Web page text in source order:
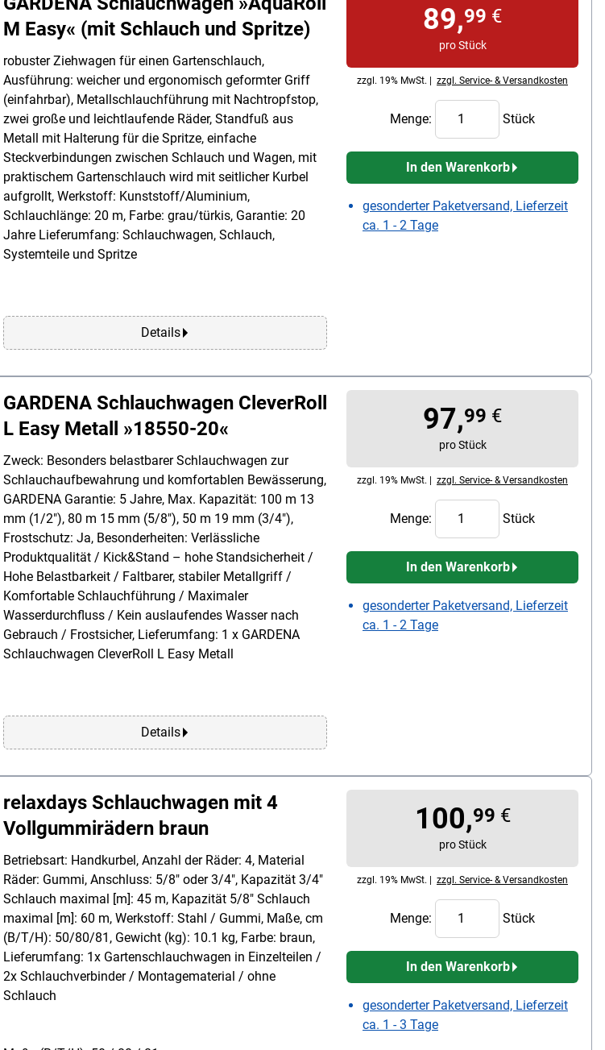
M Easy« (mit Schlauch und Spritze)
robuster Ziehwagen für einen Gartenschlauch,
Ausführung: weicher und ergonomisch geformter Griff
(einfahrbar), Metallschlauchführung mit Nachtropfstop,
zwei große und leichtlaufende Räder, Standfuß aus
Metall mit Halterung für die Spritze, einfache
Steckverbindungen zwischen Schlauch und Wagen, mit
praktischem Gartenschlauch wird mit seitlicher Kurbel
aufgrollt, Werkstoff: Kunststoff/Aluminium,
Schlauchlänge: 20 m, Farbe: grau/türkis, Garantie: 20
Jahre Lieferumfang: Schlauchwagen, Schlauch,
Systemteile und Spritze
Details
89,99 €
pro Stück
zzgl. 19% MwSt. | zzgl. Service- & Versandkosten
Menge: Stück
In den Warenkorb
gesonderter Paketversand, Lieferzeit
ca. 1 - 2 Tage
GARDENA Schlauchwagen CleverRoll
L Easy Metall »18550-20«
Zweck: Besonders belastbarer Schlauchwagen zur
Schlauchaufbewahrung und komfortablen Bewässerung,
GARDENA Garantie: 5 Jahre, Max. Kapazität: 100 m 13
mm (1/2"), 80 m 15 mm (5/8"), 50 m 19 mm (3/4"),
Frostschutz: Ja, Besonderheiten: Verlässliche
Produktqualität / Kick&Stand – hohe Standsicherheit /
Hohe Belastbarkeit / Faltbarer, stabiler Metallgriff /
Komfortable Schlauchführung / Maximaler
Wasserdurchfluss / Kein auslaufendes Wasser nach
Gebrauch / Frostsicher, Lieferumfang: 1 x GARDENA
Schlauchwagen CleverRoll L Easy Metall
Details
97,99 €
pro Stück
zzgl. 19% MwSt. | zzgl. Service- & Versandkosten
Menge: Stück
In den Warenkorb
gesonderter Paketversand, Lieferzeit
ca. 1 - 2 Tage
relaxdays Schlauchwagen mit 4
Vollgummirädern braun
Betriebsart: Handkurbel, Anzahl der Räder: 4, Material
Räder: Gummi, Anschluss: 5/8" oder 3/4", Kapazität 3/4"
Schlauch maximal [m]: 45 m, Kapazität 5/8" Schlauch
maximal [m]: 60 m, Werkstoff: Stahl / Gummi, Maße, cm
(B/T/H): 50/80/81, Gewicht (kg): 10.1 kg, Farbe: braun,
Lieferumfang: 1x Gartenschlauchwagen in Einzelteilen /
2x Schlauchverbinder / Montagematerial / ohne
Schlauch
100,99 €
pro Stück
zzgl. 19% MwSt. | zzgl. Service- & Versandkosten
Menge: Stück
In den Warenkorb
gesonderter Paketversand, Lieferzeit
ca. 1 - 3 Tage